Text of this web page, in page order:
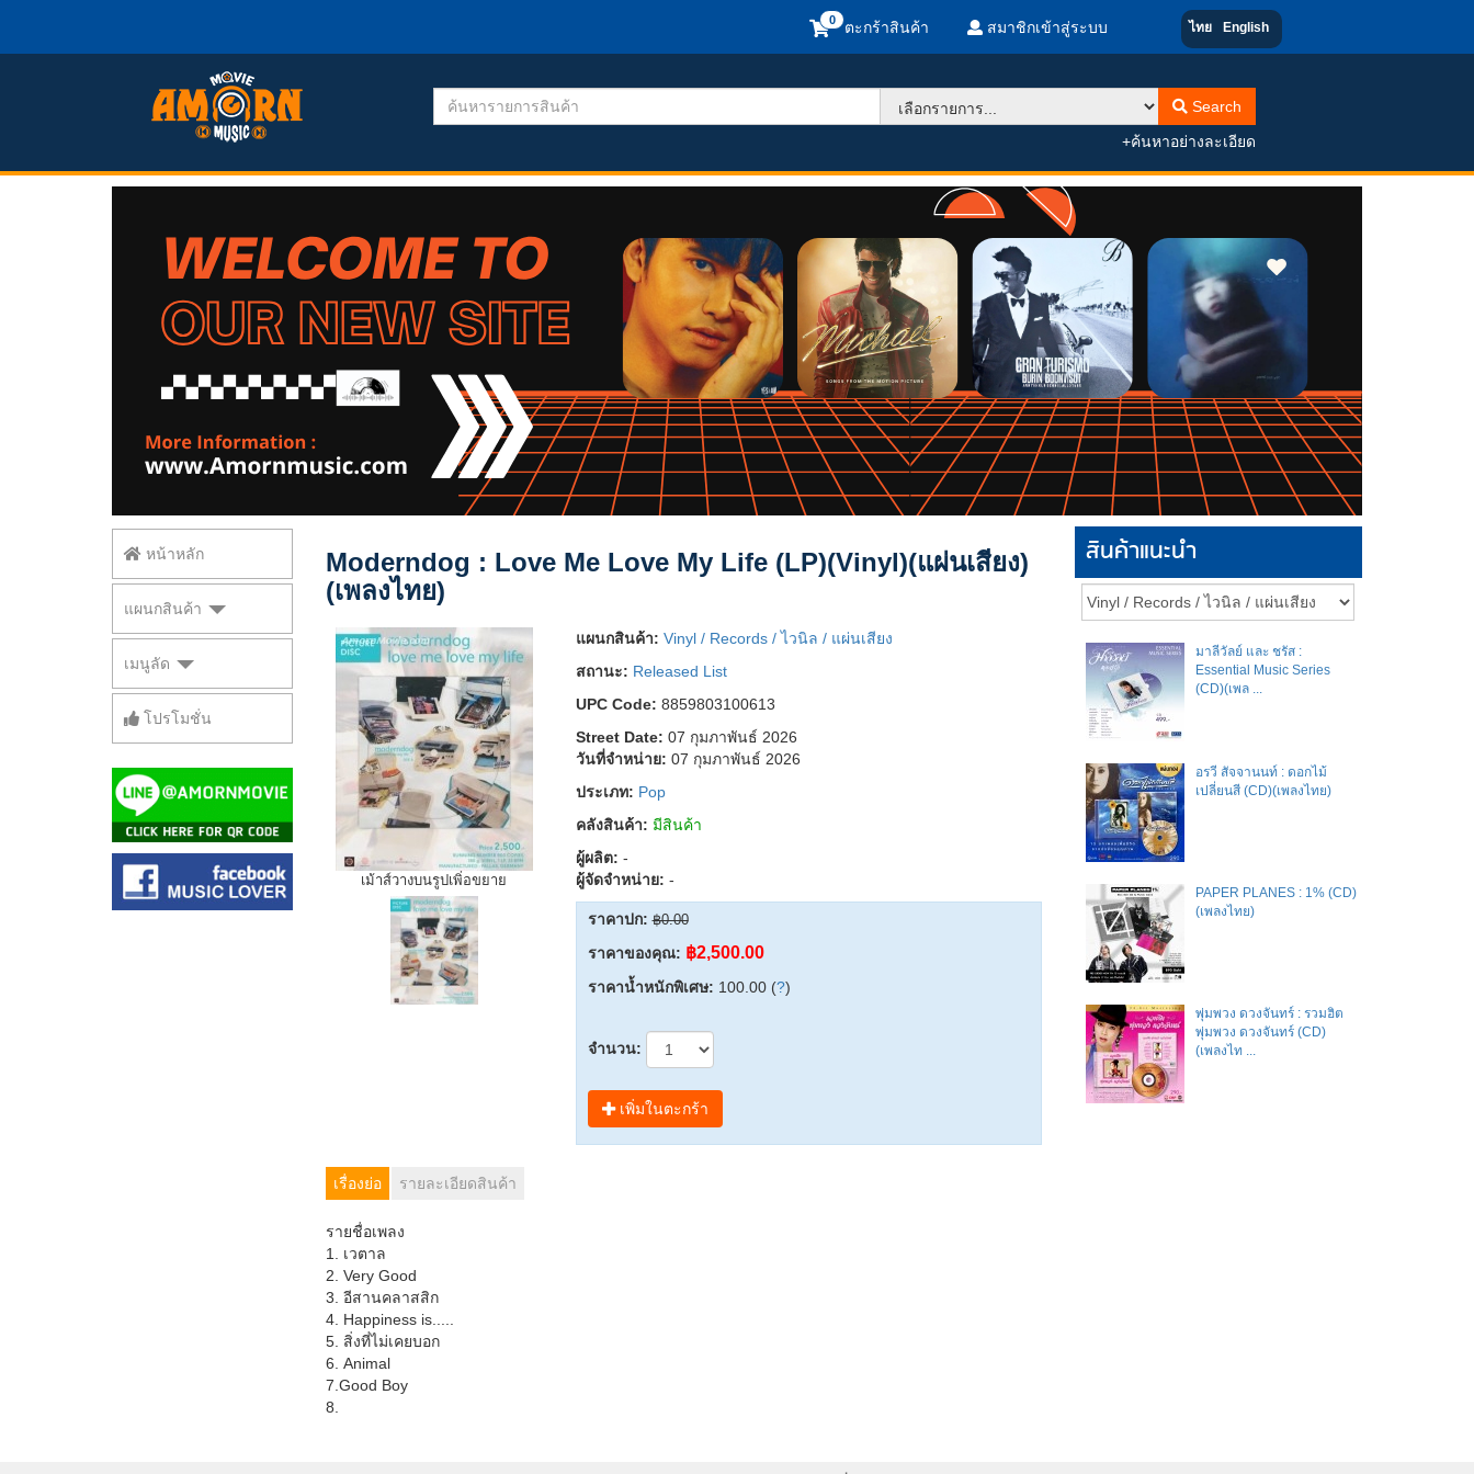
ตะกร้าสินค้า สมาชิกเข้าสู่ระบบ ไทย English
Search
+ค้นหาอย่างละเอียด
หน้าหลัก
แผนกสินค้า
เมนูลัด
โปรโมชั่น
Moderndog : Love Me Love My Life (LP)(Vinyl)(แผ่นเสียง)
(เพลงไทย)
เม้าส์วางบนรูปเพิ่อขยาย
แผนกสินค้า: Vinyl / Records / ไวนิล / แผ่นเสียง
สถานะ: Released List
UPC Code: 8859803100613
Street Date: 07 กุมภาพันธ์ 2026
วันที่จำหน่าย: 07 กุมภาพันธ์ 2026
ประเภท: Pop
คลังสินค้า: มีสินค้า
ผู้ผลิต: -
ผู้จัดจำหน่าย: -
ราคาปก: ฿0.00
ราคาของคุณ: ฿2,500.00
ราคาน้ำหนักพิเศษ: 100.00 (?)
จำนวน:
เพิ่มในตะกร้า
เรื่องย่อ รายละเอียดสินค้า
รายชื่อเพลง
1. เวตาล
2. Very Good
3. อีสานคลาสสิก
4. Happiness is.....
5. สิ่งที่ไม่เคยบอก
6. Animal
7.Good Boy
8.
สินค้าแนะนำ
มาลีวัลย์​ และ​ ชรัส​ :
Essential Music Series
(CD)(เพล ...
อรวี สัจจานนท์ : ดอกไม้
เปลี่ยนสี (CD)(เพลงไทย)
PAPER PLANES : 1% (CD)
(เพลงไทย)
พุ่มพวง ดวงจันทร์ : รวมฮิต
พุ่มพวง ดวงจันทร์ (CD)
(เพลงไท ...